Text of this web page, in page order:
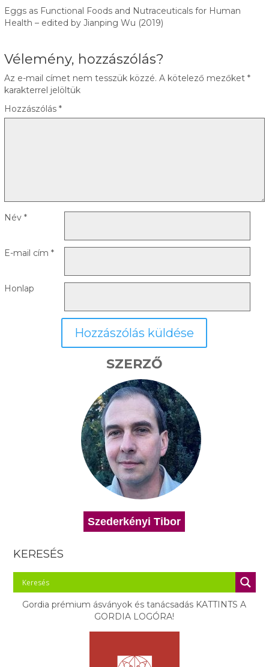
Eggs as Functional Foods and Nutraceuticals for Human
Health – edited by Jianping Wu (2019)
Vélemény, hozzászólás?
Az e-mail címet nem tesszük közzé. A kötelező mezőket *
karakterrel jelöltük
Hozzászólás *
Név *
E-mail cím *
Honlap
SZERZŐ
Szederkényi Tibor
KERESÉS
Gordia prémium ásványok és tanácsadás KATTINTS A
GORDIA LOGÓRA!